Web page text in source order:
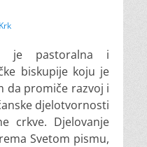
je pastoralna i
biskupije koju je
da promiče razvoj i
djelotvornosti
crkve. Djelovanje
Svetom pismu,